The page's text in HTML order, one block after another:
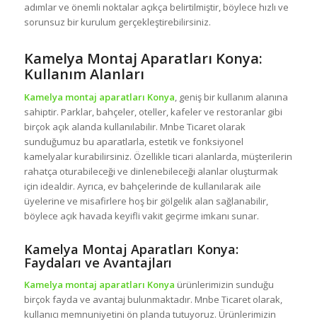
adımlar ve önemli noktalar açıkça belirtilmiştir, böylece hızlı ve
sorunsuz bir kurulum gerçekleştirebilirsiniz.
Kamelya Montaj Aparatları Konya:
Kullanım Alanları
Kamelya montaj aparatları Konya, geniş bir kullanım alanına
sahiptir. Parklar, bahçeler, oteller, kafeler ve restoranlar gibi
birçok açık alanda kullanılabilir. Mnbe Ticaret olarak
sunduğumuz bu aparatlarla, estetik ve fonksiyonel
kamelyalar kurabilirsiniz. Özellikle ticari alanlarda, müşterilerin
rahatça oturabileceği ve dinlenebileceği alanlar oluşturmak
için idealdir. Ayrıca, ev bahçelerinde de kullanılarak aile
üyelerine ve misafirlere hoş bir gölgelik alan sağlanabilir,
böylece açık havada keyifli vakit geçirme imkanı sunar.
Kamelya Montaj Aparatları Konya:
Faydaları ve Avantajları
Kamelya montaj aparatları Konya ürünlerimizin sunduğu
birçok fayda ve avantaj bulunmaktadır. Mnbe Ticaret olarak,
kullanıcı memnuniyetini ön planda tutuyoruz. Ürünlerimizin